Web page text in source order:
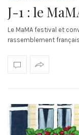
J-1 : le
Le MaMA festival et
rassemblement